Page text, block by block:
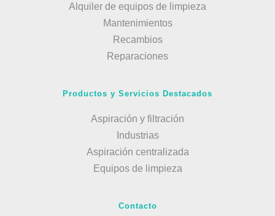
Alquiler de equipos de limpieza
Mantenimientos
Recambios
Reparaciones
Productos y Servicios Destacados
Aspiración y filtración
Industrias
Aspiración centralizada
Equipos de limpieza
Contacto